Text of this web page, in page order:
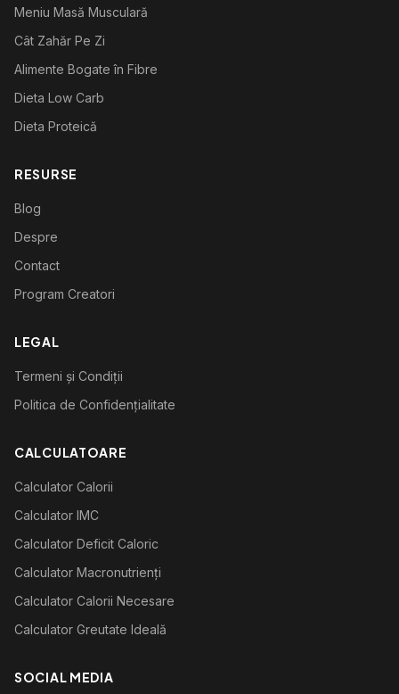
Meniu Masă Musculară
Cât Zahăr Pe Zi
Alimente Bogate în Fibre
Dieta Low Carb
Dieta Proteică
RESURSE
Blog
Despre
Contact
Program Creatori
LEGAL
Termeni și Condiții
Politica de Confidențialitate
CALCULATOARE
Calculator Calorii
Calculator IMC
Calculator Deficit Caloric
Calculator Macronutrienți
Calculator Calorii Necesare
Calculator Greutate Ideală
SOCIAL MEDIA